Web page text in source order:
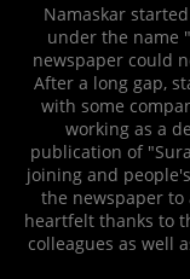
Namaskar
under the name
newspaper could
After a long gap,
with some
working as a
publication of
joining and
the newspaper to
heartfelt thanks to
colleagues as well